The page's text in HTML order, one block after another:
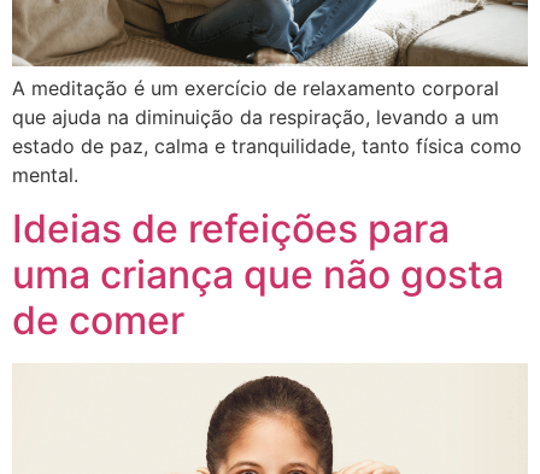
A meditação é um exercício de relaxamento corporal
que ajuda na diminuição da respiração, levando a um
estado de paz, calma e tranquilidade, tanto física como
mental.
Ideias de refeições para
uma criança que não gosta
de comer